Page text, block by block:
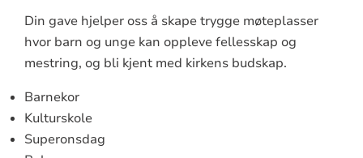
Din gave hjelper oss å skape trygge møteplasser
hvor barn og unge kan oppleve fellesskap og
mestring, og bli kjent med kirkens budskap.
Barnekor
Kulturskole
Superonsdag